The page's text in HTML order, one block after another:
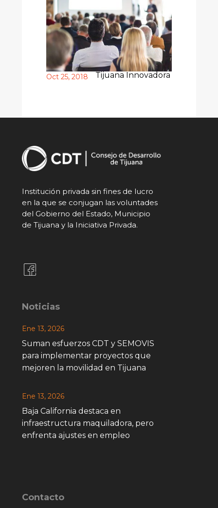
Tijuana Innovadora
Oct 25, 2018
Institución privada sin fines de lucro
en la que se conjugan las voluntades
del Gobierno del Estado, Municipio
de Tijuana y la Iniciativa Privada.
Noticias
Suman esfuerzos CDT y SEMOVIS
para implementar proyectos que
mejoren la movilidad en Tijuana
Ene 13, 2026
Baja California destaca en
infraestructura maquiladora, pero
enfrenta ajustes en empleo
Ene 13, 2026
Contacto